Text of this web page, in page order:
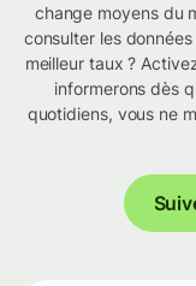
change moyens du
consulter les
meilleur taux ?
informerons dès
quotidiens, vous ne